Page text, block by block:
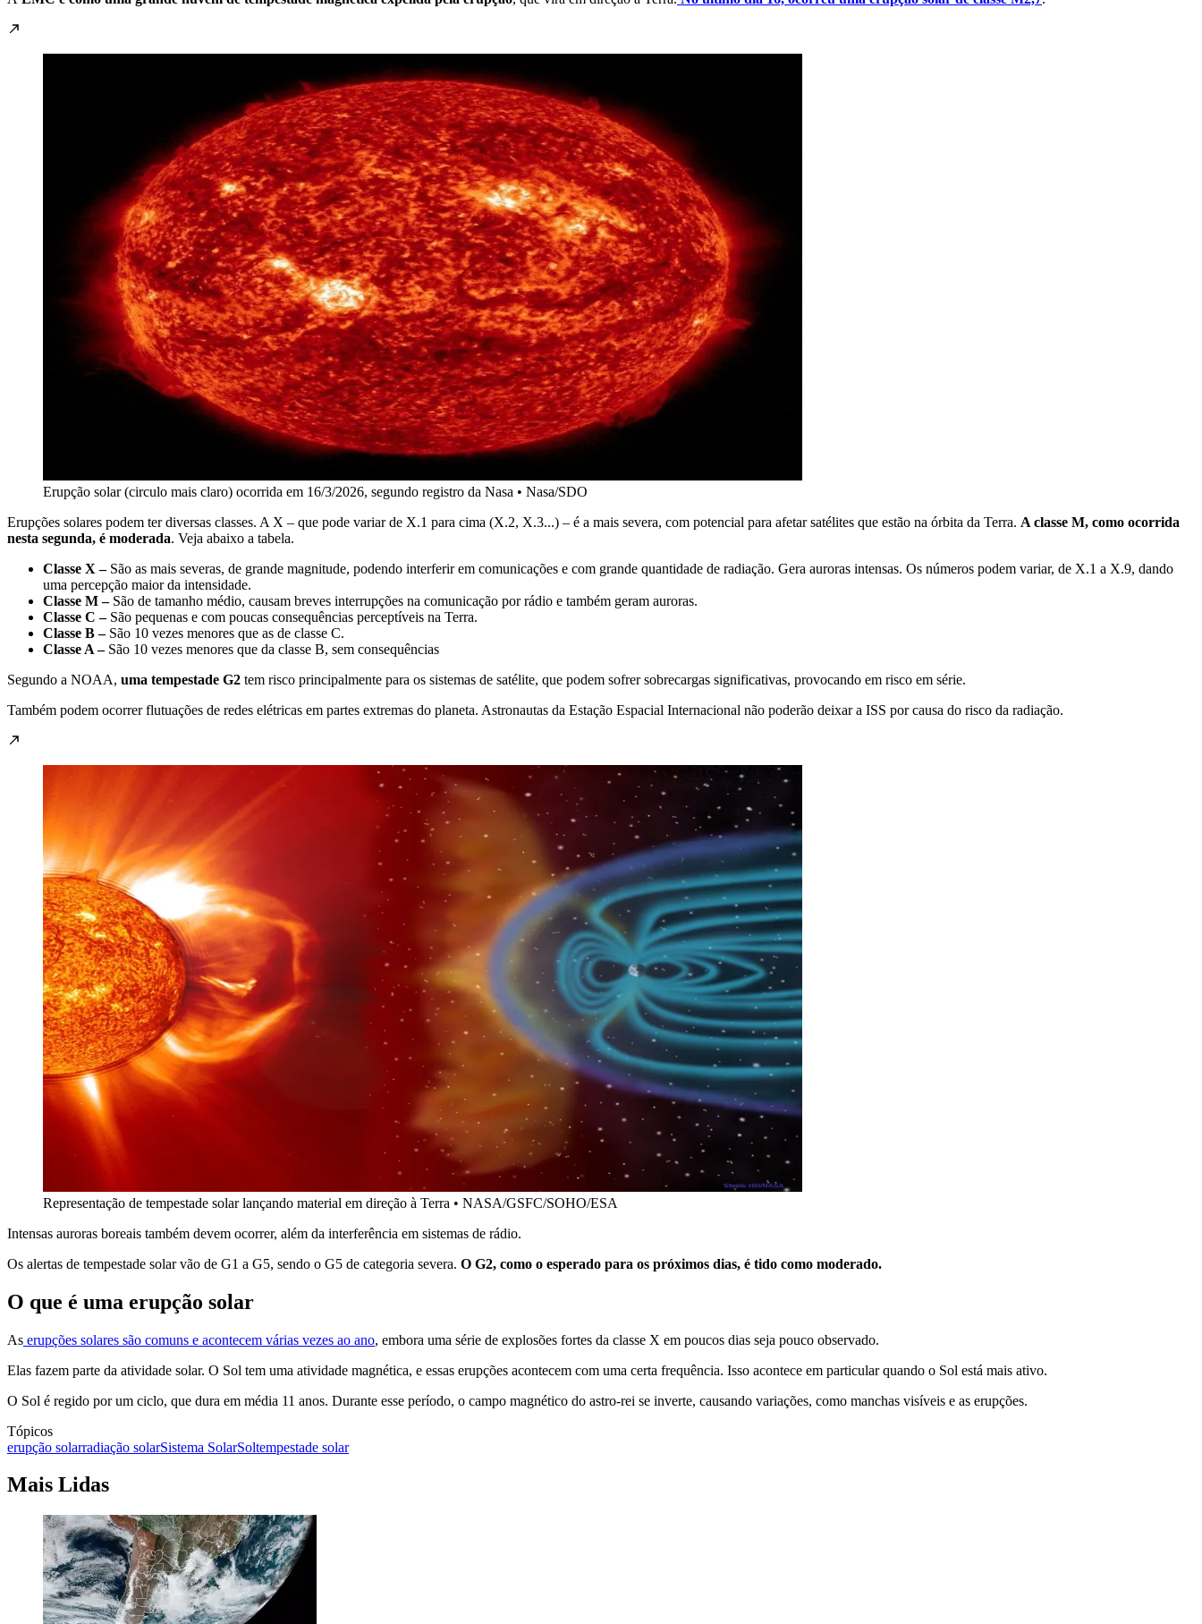
Erupção solar (circulo mais claro) ocorrida em 16/3/2026, segundo registro da Nasa • Nasa/SDO
Erupções solares podem ter diversas classes. A X – que pode variar de X.1 para cima (X.2, X.3...) – é a mais severa, com potencial para afetar satélites que estão na órbita da Terra. A classe M, como ocorrida
nesta segunda, é moderada. Veja abaixo a tabela.
Classe X –São as mais severas, de grande magnitude, podendo interferir em comunicações e com grande quantidade de radiação. Gera auroras intensas. Os números podem variar, de X.1 a X.9, dando
uma percepção maior da intensidade.
Classe M –São de tamanho médio, causam breves interrupções na comunicação por rádio e também geram auroras.
Classe C –São pequenas e com poucas consequências perceptíveis na Terra.
Classe B –São 10 vezes menores que as de classe C.
Classe A –São 10 vezes menores que da classe B, sem consequências
Segundo a NOAA, uma tempestade G2 tem risco principalmente para os sistemas de satélite, que podem sofrer sobrecargas significativas, provocando em risco em série.
Também podem ocorrer flutuações de redes elétricas em partes extremas do planeta. Astronautas da Estação Espacial Internacional não poderão deixar a ISS por causa do risco da radiação.
Representação de tempestade solar lançando material em direção à Terra • NASA/GSFC/SOHO/ESA
Intensas auroras boreais também devem ocorrer, além da interferência em sistemas de rádio.
Os alertas de tempestade solar vão de G1 a G5, sendo o G5 de categoria severa. O G2, como o esperado para os próximos dias, é tido como moderado.
O que é uma erupção solar
As erupções solares são comuns e acontecem várias vezes ao ano, embora uma série de explosões fortes da classe X em poucos dias seja pouco observado.
Elas fazem parte da atividade solar. O Sol tem uma atividade magnética, e essas erupções acontecem com uma certa frequência. Isso acontece em particular quando o Sol está mais ativo.
O Sol é regido por um ciclo, que dura em média 11 anos. Durante esse período, o campo magnético do astro-rei se inverte, causando variações, como manchas visíveis e as erupções.
Tópicos
erupção solarradiação solarSistema SolarSoltempestade solar
Mais Lidas